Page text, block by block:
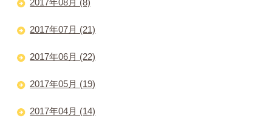
2017年07月 (21)
2017年06月 (22)
2017年05月 (19)
2017年04月 (14)